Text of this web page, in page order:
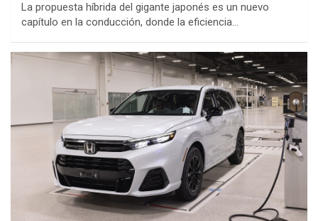
La propuesta híbrida del gigante japonés es un nuevo
capítulo en la conducción, donde la eficiencia…